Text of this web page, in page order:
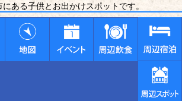
ある子供とお出かけスポットです。